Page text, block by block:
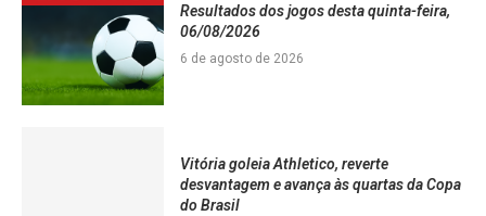
Resultados dos jogos desta quinta-feira,
06/08/2026
6 de agosto de 2026
Vitória goleia Athletico, reverte
desvantagem e avança às quartas da Copa
do Brasil